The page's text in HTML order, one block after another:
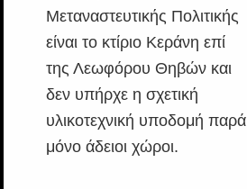
Μεταναστευτικής Πολιτικής
είναι το κτίριο Κεράνη επί
της Λεωφόρου Θηβών και
δεν υπήρχε η σχετική
υλικοτεχνική υποδομή παρά
μόνο άδειοι χώροι.